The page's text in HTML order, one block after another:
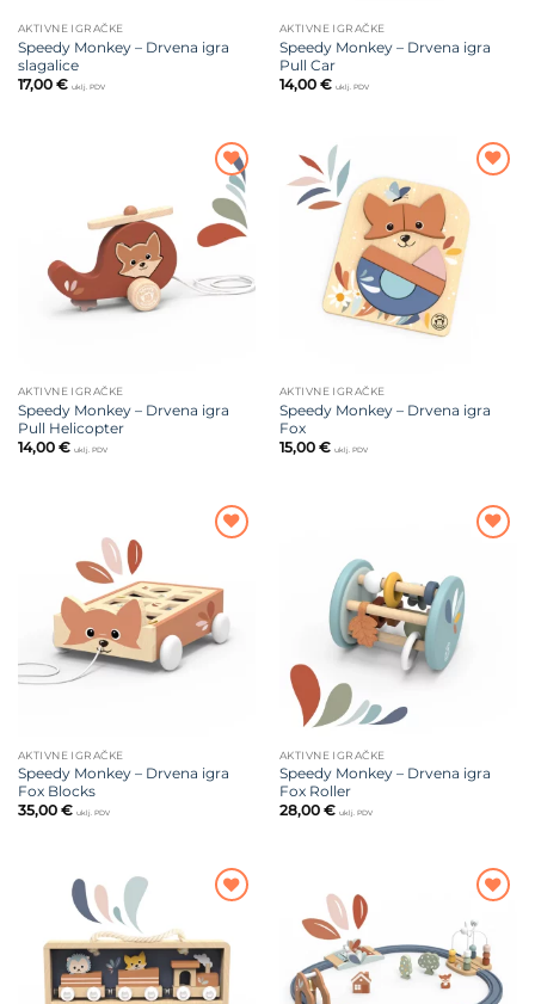
AKTIVNE IGRAČKE
Speedy Monkey – Drvena igra
slagalice
17,00 € uklj. PDV
AKTIVNE IGRAČKE
Speedy Monkey – Drvena igra
Pull Car
14,00 € uklj. PDV
Dodajte
na listu
želja
AKTIVNE IGRAČKE
Speedy Monkey – Drvena igra
Pull Helicopter
14,00 € uklj. PDV
na listu
AKTIVNE IGRAČKE
Speedy Monkey – Drvena igra
Fox
15,00 € uklj. PDV
želja
AKTIVNE IGRAČKE
Speedy Monkey – Drvena igra
Fox Blocks
35,00 € uklj. PDV
AKTIVNE IGRAČKE
Speedy Monkey – Drvena igra
Fox Roller
28,00 € uklj. PDV
želja
na listu
želja